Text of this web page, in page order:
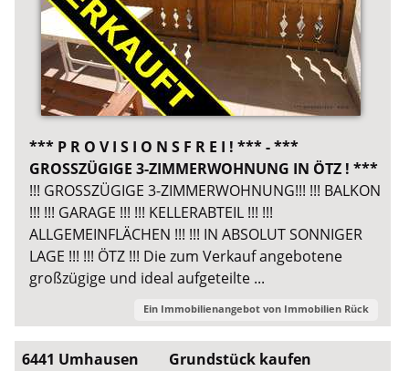
*** P R O V I S I O N S F R E I ! *** - ***
GROSSZÜGIGE 3-ZIMMERWOHNUNG IN ÖTZ ! ***
!!! GROSSZÜGIGE 3-ZIMMERWOHNUNG!!! !!! BALKON
!!! !!! GARAGE !!! !!! KELLERABTEIL !!! !!!
ALLGEMEINFLÄCHEN !!! !!! IN ABSOLUT SONNIGER
LAGE !!! !!! ÖTZ !!! Die zum Verkauf angebotene
großzügige und ideal aufgeteilte ...
Ein Immobilienangebot von Immobilien Rück
6441 Umhausen
Grundstück kaufen